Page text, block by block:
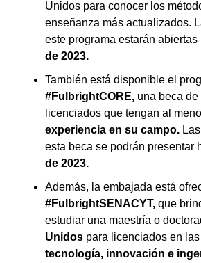
Unidos para conocer los
enseñanza más actualizados.
este programa estarán abiertas
de 2023.
También está disponible el
#FulbrightCORE, una beca
licenciados que tengan al
experiencia en su campo.
esta beca se podrán presentar
de 2023.
Además, la embajada está
#FulbrightSENACYT, que
estudiar una maestría o
Unidos para licenciados en
tecnología, innovación e